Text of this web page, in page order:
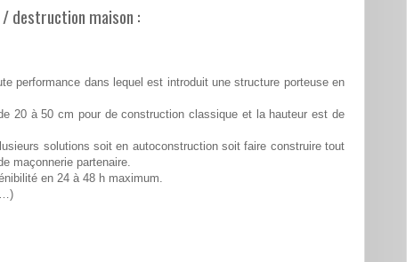
destruction maison :
performance dans lequel est introduit une structure porteuse en
20 à 50 cm pour de construction classique et la hauteur est de
solutions soit en autoconstruction soit faire construire tout
maçonnerie partenaire.
en 24 à 48 h maximum.